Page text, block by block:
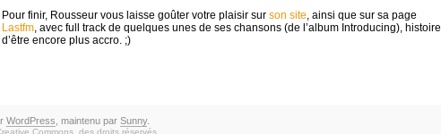
Pour finir, Rousseur vous laisse goûter votre plaisir sur son site, ainsi que sur sa page
Lastfm, avec full track de quelques unes de ses chansons (de l’album Introducing), histoire
d’être encore plus accro. ;)
WordPress , maintenu par Sunny.
Commons, des droits réservés.